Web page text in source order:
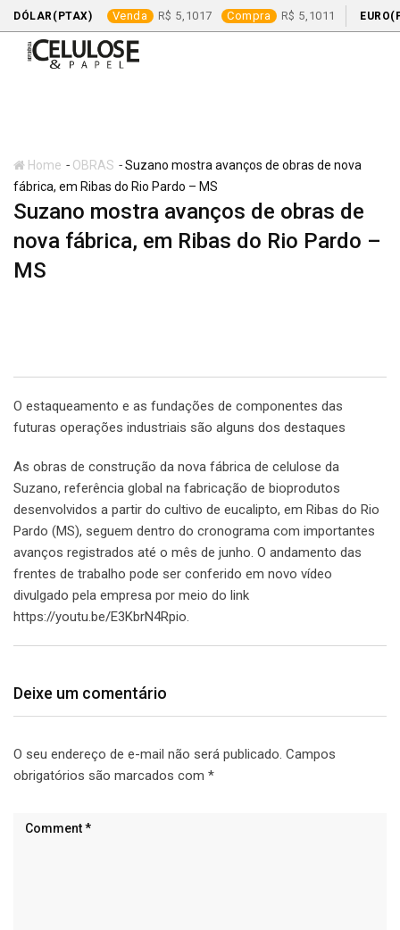
DÓLAR(PTAX) Venda 5,1017 Compra 5,1011
Home - OBRAS -Suzano mostra avanços de obras de nova
fábrica, em Ribas do Rio Pardo – MS
Suzano mostra avanços de obras de
nova fábrica, em Ribas do Rio Pardo –
MS
O estaqueamento e as fundações de componentes das
futuras operações industriais são alguns dos destaques
As obras de construção da nova fábrica de celulose da
Suzano, referência global na fabricação de bioprodutos
desenvolvidos a partir do cultivo de eucalipto, em Ribas do Rio
Pardo (MS), seguem dentro do cronograma com importantes
avanços registrados até o mês de junho. O andamento das
frentes de trabalho pode ser conferido em novo vídeo
divulgado pela empresa por meio do link
https://youtu.be/E3KbrN4Rpio.
Deixe um comentário
O seu endereço de e-mail não será publicado. Campos
obrigatórios são marcados com *